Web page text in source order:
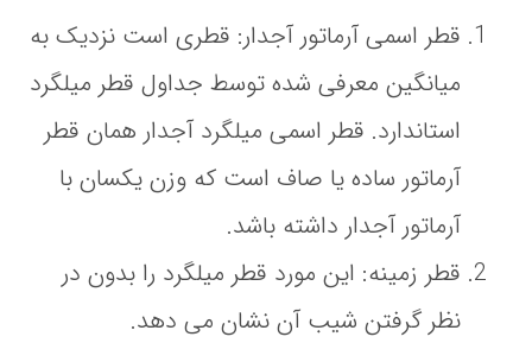
قطر اسمی آرماتور آجدار: قطری است نزدیک به
میانگین معرفی شده توسط جداول قطر میلگرد
استاندارد. قطر اسمی میلگرد آجدار همان قطر
آرماتور ساده یا صاف است که وزن یکسان با
آرماتور آجدار داشته باشد.
قطر زمینه: این مورد قطر میلگرد را بدون در
نظر گرفتن شیب آن نشان می دهد.